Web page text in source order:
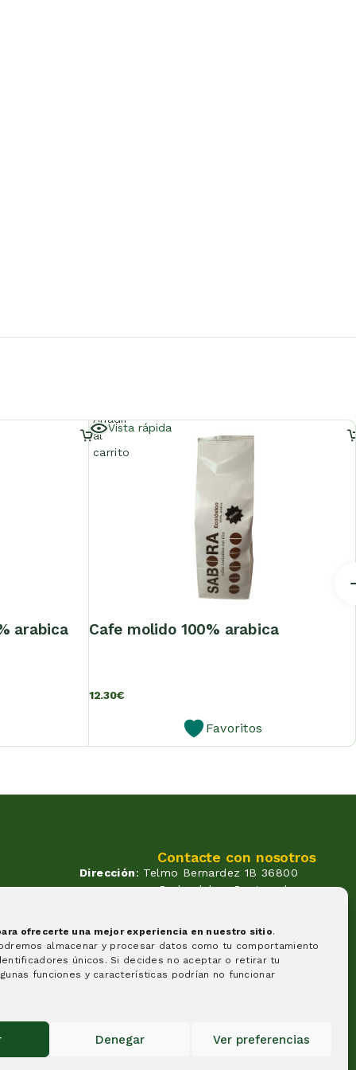
ofrecerte una mejor experiencia en nuestro sitio.
almacenar y procesar datos como tu comportamiento
únicos. Si decides no aceptar o retirar tu
funciones y características podrían no funcionar
Denegar Ver preferencias
arabica
Vista rápida
cafe molido 100% arabica
12.30€
Favoritos
Añadir
al
carrito
Contacte con nosotros
Dirección: Telmo Bernardez 1B 36800
Redondela - Pontevedra
(+34) 604 053 261
Horario : Lunes a Viernes de
09:30 a 14:00 y de 17:00 a 20:00